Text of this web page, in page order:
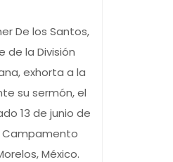
De los Santos,
de la División
exhorta a la
su sermón, el
13 de junio de
Campamento
México.